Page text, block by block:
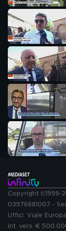
Copyright ©1999-
03976881007 -
Uffici: Viale
int. vers. €